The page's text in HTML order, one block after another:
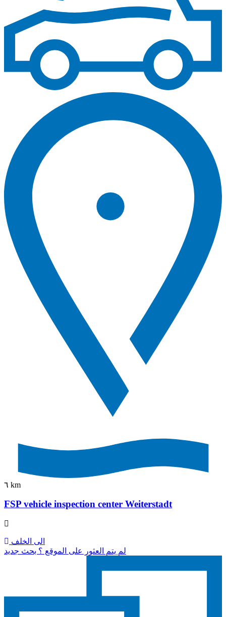
٦ km
FSP vehicle inspection center Weiterstadt
الى الخلف
لم يتم العثور على الموقع ؟ بحث جديد